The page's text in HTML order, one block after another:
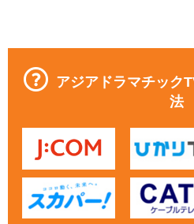
アジアドラマチック
法